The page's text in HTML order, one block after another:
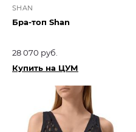
SHAN
Бра-топ Shan
28 070 руб.
Купить на ЦУМ